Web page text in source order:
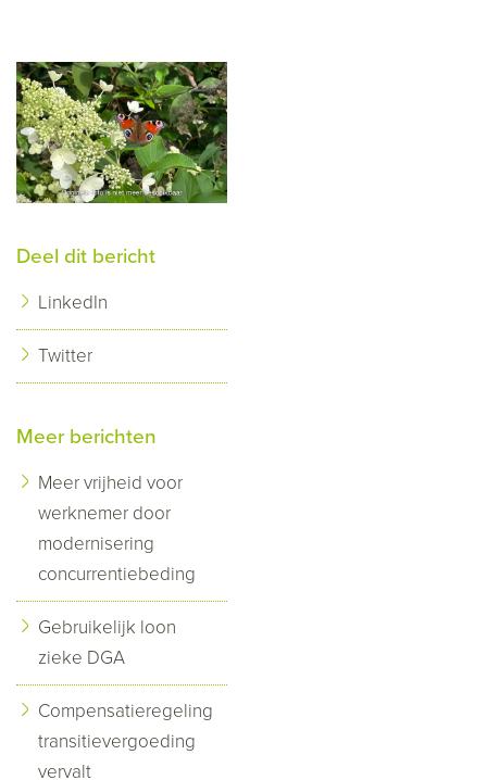
Deel dit bericht
LinkedIn
Twitter
Meer berichten
Meer vrijheid voor
werknemer door
modernisering
concurrentiebeding
Gebruikelijk loon
zieke DGA
Compensatieregeling
transitievergoeding
vervalt